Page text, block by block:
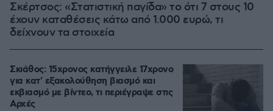
Σκέρτσος: «Στατιστική παγίδα» το ότι 7 στους 10
έχουν καταθέσεις κάτω από 1.000 ευρώ, τι
δείχνουν τα στοιχεία
Σκιάθος: 15χρονος κατήγγειλε 17χρονο
για κατ' εξακολούθηση βιασμό και
εκβιασμό με βίντεο, τι περιέγραψε στις
Αρχές